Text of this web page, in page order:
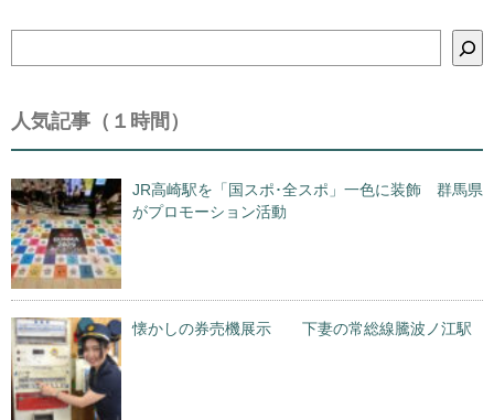
索
人気記事（１時間）
JR高崎駅を「国スポ･全スポ」一色に装飾 群馬県
がプロモーション活動
懐かしの券売機展示 下妻の常総線騰波ノ江駅